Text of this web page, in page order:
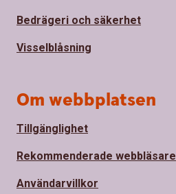
Bedrägeri och säkerhet
Visselblåsning
Om webbplatsen
Tillgänglighet
Rekommenderade webbläsare
Användarvillkor